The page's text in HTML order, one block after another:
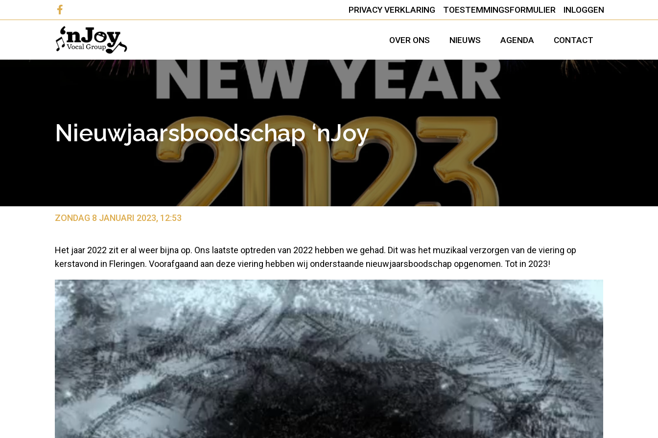
PRIVACY VERKLARING TOESTEMMINGSFORMULIER INLOGGEN
OVER ONS NIEUWS AGENDA CONTACT
Nieuwjaarsboodschap ‘nJoy
ZONDAG 8 JANUARI 2023, 12:53
Het jaar 2022 zit er al weer bijna op. Ons laatste optreden van 2022 hebben we gehad. Dit was het muzikaal verzorgen van de viering op
kerstavond in Fleringen. Voorafgaand aan deze viering hebben wij onderstaande nieuwjaarsboodschap opgenomen. Tot in 2023!